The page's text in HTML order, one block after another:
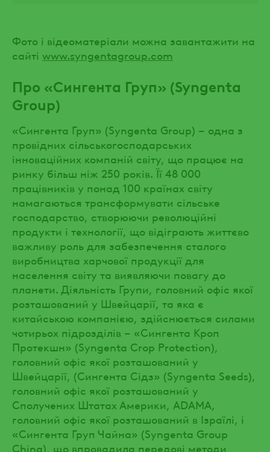
Фото і відеоматеріали можна завантажити на
сайті www.syngentagroup.com
Про «Сингента Груп» (Syngenta
Group)
«Сингента Груп» (Syngenta Group) – одна з
провідних сільськогосподарських
інноваційних компаній світу, що працює на
ринку більш ніж 250 років. Її 48 000
працівників у понад 100 країнах світу
намагаються трансформувати сільське
господарство, створюючи революційні
продукти і технології, що відіграють життєво
важливу роль для забезпечення сталого
виробництва харчової продукції для
населення світу та виявляючи повагу до
планети. Діяльність Групи, головний офіс якої
розташований у Швейцарії, та яка є
китайською компанією, здійснюється силами
чотирьох підрозділів – «Сингента Кроп
Протекшн» (Syngenta Crop Protection),
головний офіс якої розташований у
Швейцарії, (Сингента Сідз» (Syngenta Seeds),
головний офіс якої розташований у
Сполучених Штатах Америки, ADAMA,
головний офіс якої розташований в Ізраїлі, і
«Сингента Груп Чайна» (Syngenta Group
China), що впровадила передові методи